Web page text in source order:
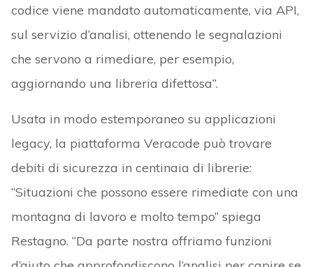
codice viene mandato automaticamente, via API,
sul servizio d’analisi, ottenendo le segnalazioni
che servono a rimediare, per esempio,
aggiornando una libreria difettosa”.
Usata in modo estemporaneo su applicazioni
legacy, la piattaforma Veracode può trovare
debiti di sicurezza in centinaia di librerie:
“Situazioni che possono essere rimediate con una
montagna di lavoro e molto tempo” spiega
Restagno. “Da parte nostra offriamo funzioni